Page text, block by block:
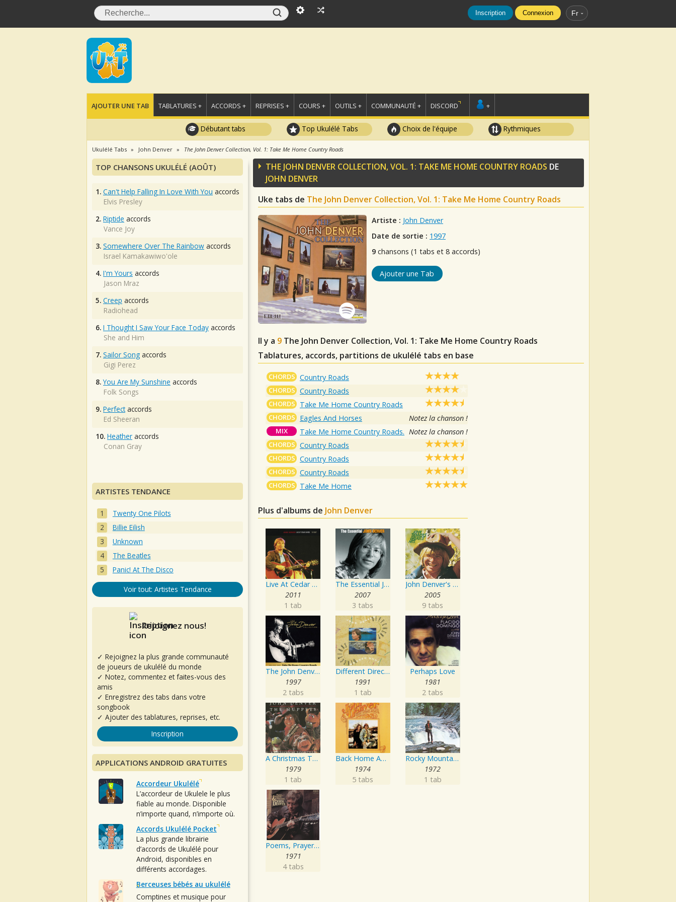
Inscription Connexion Fr
AJOUTER UNE TAB TABLATURES + ACCORDS + REPRISES + COURS + OUTILS + COMMUNAUTÉ + DISCORD +
Débutant tabs Top Ukulélé Tabs Choix de l'équipe Rythmiques
Ukulélé Tabs John Denver The John Denver Collection, Vol. 1: Take Me Home Country Roads
THE JOHN DENVER COLLECTION, VOL. 1: TAKE ME HOME COUNTRY ROADS DE
JOHN DENVER
Uke tabs de The John Denver Collection, Vol. 1: Take Me Home Country Roads
Artiste : John Denver
Date de sortie : 1997
9 chansons (1 tabs et 8 accords)
Ajouter une Tab
Il y a 9 The John Denver Collection, Vol. 1: Take Me Home Country Roads
Tablatures, accords, partitions de ukulélé tabs en base
CHORDS Country Roads
CHORDS Country Roads
CHORDS Take Me Home Country Roads
CHORDS Eagles And Horses Notez la chanson !
MIX Take Me Home Country Roads. Notez la chanson !
CHORDS Country Roads
CHORDS Country Roads
CHORDS Country Roads
CHORDS Take Me Home
Plus d'albums de John Denver
Live At Cedar Rapids - 12/10/87
2011
1 tab
The Essential John Denver
2007
3 tabs
John Denver's Greatest Hits
2005
9 tabs
The John Denver Collection, Vol 1: Take Me Home Country Roads
1997
2 tabs
Different Directions
1991
1 tab
Perhaps Love
1981
2 tabs
A Christmas Together - John Denver & The Muppets
1979
1 tab
Back Home Again
1974
5 tabs
Rocky Mountain High
1972
1 tab
Poems, Prayers and Promises
1971
4 tabs
TOP CHANSONS UKULÉLÉ (AOÛT)
1. Can't Help Falling In Love With You accords
Elvis Presley
2. Riptide accords
Vance Joy
3. Somewhere Over The Rainbow accords
Israel Kamakawiwo'ole
4. I'm Yours accords
Jason Mraz
5. Creep accords
Radiohead
6. I Thought I Saw Your Face Today accords
She and Him
7. Sailor Song accords
Gigi Perez
8. You Are My Sunshine accords
Folk Songs
9. Perfectaccords
Ed Sheeran
10. Heather accords
Conan Gray
ARTISTES TENDANCE
Twenty One Pilots
Billie Eilish
Unknown
The Beatles
Panic! At The Disco
Voir tout: Artistes Tendance
Rejoignez nous!
✓ Rejoignez la plus grande communauté
de joueurs de ukulélé du monde
✓ Notez, commentez et faites-vous des
amis
✓ Enregistrez des tabs dans votre
songbook
✓ Ajouter des tablatures, reprises, etc.
Inscription
APPLICATIONS ANDROID GRATUITES
Accordeur Ukulélé
L’accordeur de Ukulele le plus
fiable au monde. Disponible
n’importe quand, n’importe où.
Accords Ukulélé Pocket
La plus grande librairie
d’accords de Ukulélé pour
Android, disponibles en
différents accordages.
Berceuses bébés au ukulélé
Comptines et musique pour